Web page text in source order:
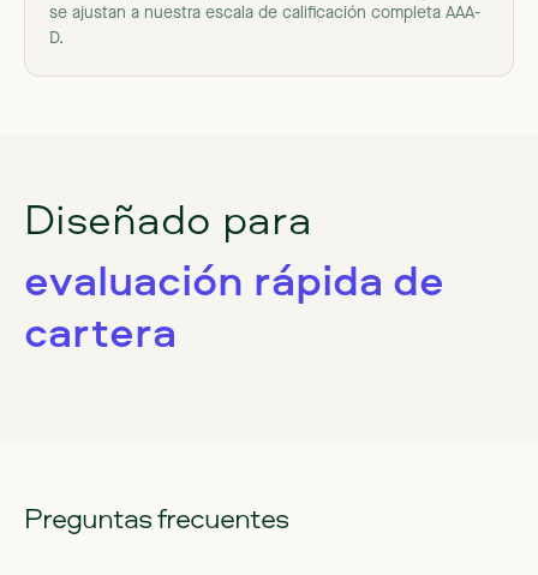
se ajustan a nuestra escala de calificación completa AAA-
D.
Diseñado para
evaluación rápida de
cartera
Preguntas frecuentes